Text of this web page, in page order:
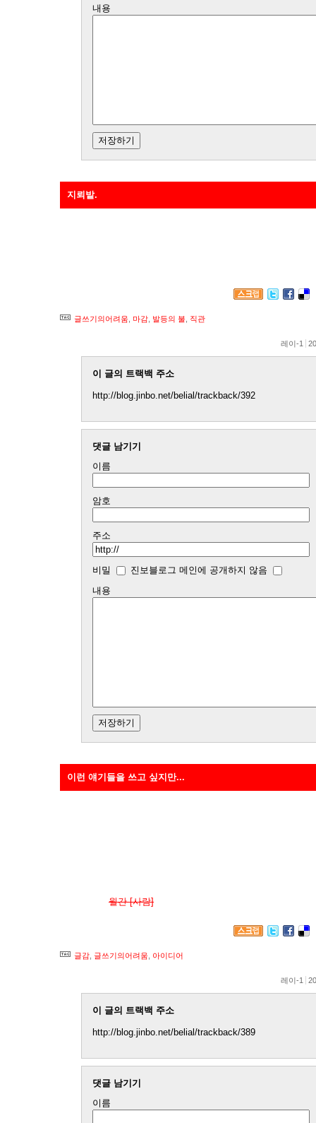
내용
지뢰밭.
글쓰기의어려움 마감 발등의 불 직관
레이-1
이 글의 트랙백 주소
http://blog.jinbo.net/belial/trackback/392
댓글 남기기
이름
암호
주소
비밀
진보블로그 메인에 공개하지 않음
내용
이런 얘기들을 쓰고 싶지만...
월간 [사람]
글감, 글쓰기의어려움, 아이디어
레이-1
이 글의 트랙백 주소
http://blog.jinbo.net/belial/trackback/389
댓글 남기기
이름